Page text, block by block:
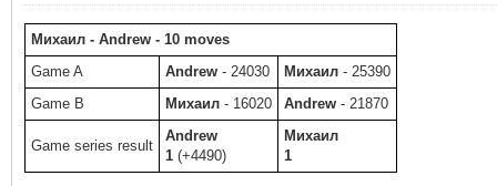
Михаил - Andrew - 10 moves
Game A
Andrew - 24030 Михаил - 25390
Game B
Михаил - 16020 Andrew - 21870
Game series result
Andrew
1 (+4490)
Михаил
1